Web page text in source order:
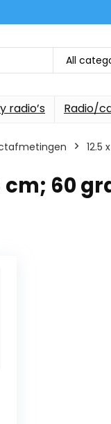
All
radio’s Radio/
‎12.5
cm; 60